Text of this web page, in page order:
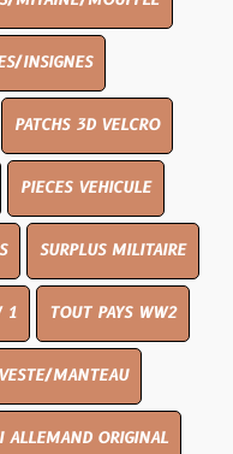
INSIGNES
PATCHS 3D VELCRO
PIECES VEHICULE
SURPLUS MILITAIRE
1 TOUT PAYS WW2
VESTE/MANTEAU
ALLEMAND ORIGINAL